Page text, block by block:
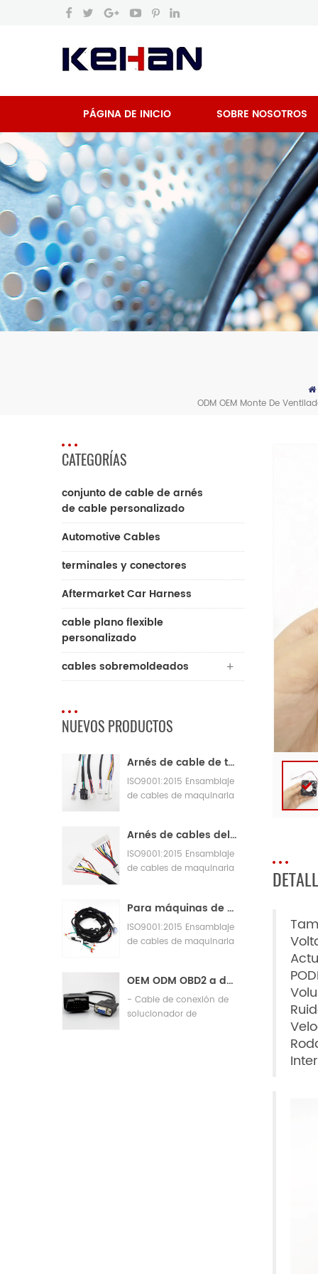
PÁGINA DE INICIO SOBRE NOSOTROS
ODM OEM Monte De
CATEGORÍAS
conjunto de cable de arnés
de cable personalizado
Automotive Cables
terminales y conectores
Aftermarket Car Harness
cable plano flexible
personalizado
cables sobremoldeados
NUEVOS PRODUCTOS
Arnés de cable de telar de parche JST
ISO9001:2015 Ensamblaje
de cables de maquinaria
Arnés de cables del adaptador de telar BNA de 12 v
ISO9001:2015 Ensamblaje
de cables de maquinaria
Para máquinas de panadería con grandes arneses de cableado
ISO9001:2015 Ensamblaje
de cables de maquinaria
OEM ODM OBD2 a db9 Cable de conexión de diagnóstico de automóviles Cable
- Cable de conexión de
solucionador de